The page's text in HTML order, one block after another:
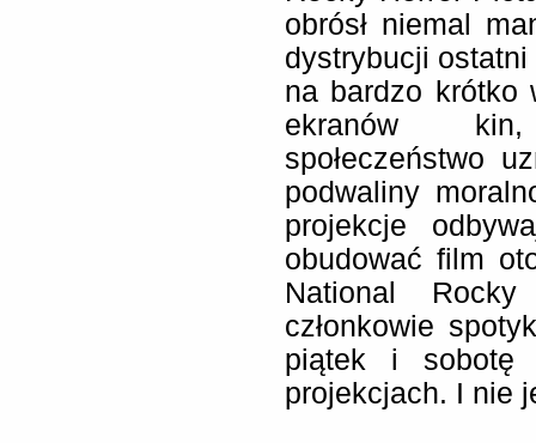
obrósł niemal
dystrybucji ostatni
na bardzo krótko
ekranów
społeczeństwo
podwaliny
projekcje
obudować film
National
członkowie
piątek i sobotę
projekcjach. I nie